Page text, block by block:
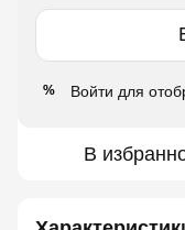
% Войти для
В